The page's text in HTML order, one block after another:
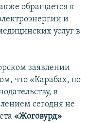
обращается к
и
услуг в
заявлении
что «Карабах, по
в
сегодня не
«Жоговурд»